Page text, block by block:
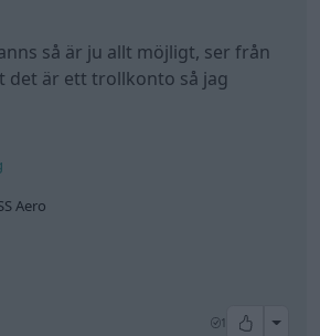
så kommer inte det hända.
jag redan för den det berör,
gått ut.
så är ju allt möjligt, ser från
det är ett trollkonto så jag
Aero
1 All